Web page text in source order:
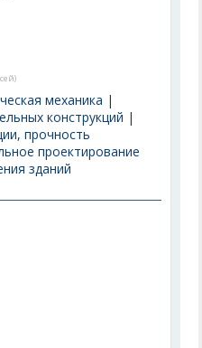
механика |
конструкций |
прочность
проектирование
зданий